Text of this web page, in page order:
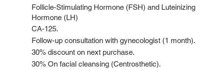
Follicle-Stimulating Hormone (FSH) and Luteinizing
Hormone (LH)
CA-125.
Follow-up consultation with gynecologist (1 month).
30% discount on next purchase.
30% On facial cleansing (Centrosthetic).